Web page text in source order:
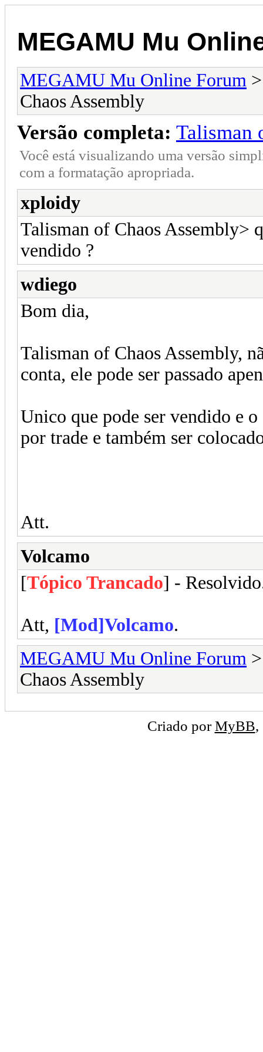
MEGAMU Mu
MEGAMU Mu Online Forum
Chaos Assembly
Versão completa: Talisman
Você está visualizando uma versão
com a formatação apropriada.
xploidy
Talisman of Chaos Assembly>
vendido ?
wdiego
Bom dia,
Talisman of Chaos Assembly,
conta, ele pode ser passado
Unico que pode ser vendido e
por trade e também ser
Att.
Volcamo
[Tópico Trancado] -
Att, [Mod]Volcamo.
MEGAMU Mu Online Forum
Chaos Assembly
Criado porMyBB,